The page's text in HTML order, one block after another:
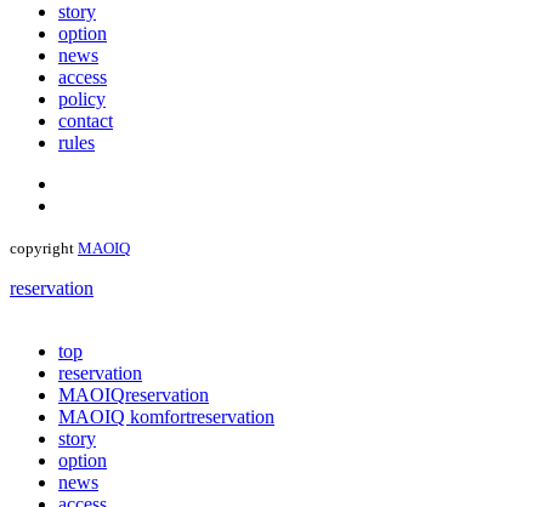
story
option
news
access
policy
contact
rules
copyright MAOIQ
reservation
top
reservation
MAOIQreservation
MAOIQ komfortreservation
story
option
news